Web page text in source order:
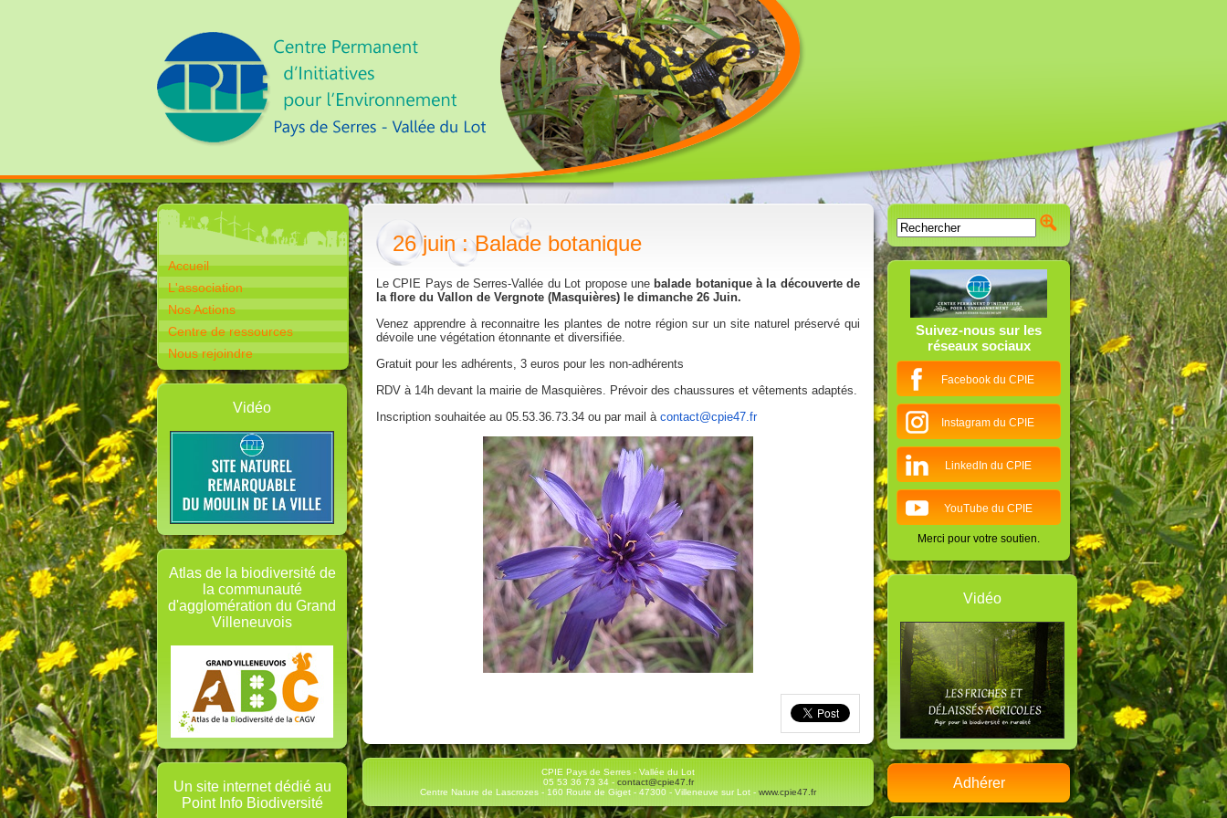
Accueil
L'association
Nos Actions
Centre de ressources
Nous rejoindre
Vidéo
Atlas de la biodiversité de
la communauté
d'agglomération du Grand
Villeneuvois
Un site internet dédié au
Point Info Biodiversité
26 juin : Balade botanique
Le CPIE Pays de Serres-Vallée du Lot propose une balade botanique à la découverte de
la flore du Vallon de Vergnote (Masquières) le dimanche 26 Juin.
Venez apprendre à reconnaitre les plantes de notre région sur un site naturel préservé qui
dévoile une végétation étonnante et diversifiée.
Gratuit pour les adhérents, 3 euros pour les non-adhérents
RDV à 14h devant la mairie de Masquières. Prévoir des chaussures et vêtements adaptés.
Inscription souhaitée au 05.53.36.73.34 ou par mail à contact@cpie47.fr
CPIE Pays de Serres - Vallée du Lot
05 53 36 73 34 - contact@cpie47.fr
Centre Nature de Lascrozes - 160 Route de Giget - 47300 - Villeneuve sur Lot - www.cpie47.fr
Suivez-nous sur les
réseaux sociaux
Facebook du CPIE
Instagram du CPIE
LinkedIn du CPIE
YouTube du CPIE
Merci pour votre soutien.
Vidéo
Adhérer